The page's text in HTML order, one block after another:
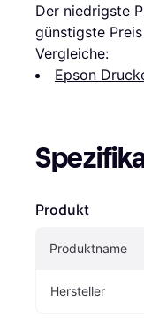
Der niedrigste
günstigste
Vergleiche:
Epson
Produkt
Produktname
Hersteller